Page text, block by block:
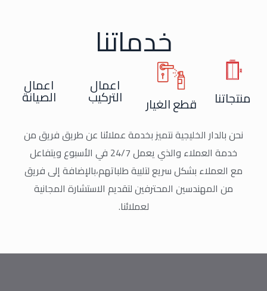
خدماتنا
منتجاتنا قطع الغيار
اعمال
التركيب
اعمال
الصيانة
نحن بالدار الخليجية نتميز بخدمة عملائنا عن طريق فريق من
خدمة العملاء والذي يعمل 24/7 في الأسبوع ويتفاعل
مع العملاء بشكل سريع لتلبية طلباتهم،بالإضافة إلى فريق
من المهندسين المحترفين لتقديم الاستشارة المجانية
لعملائنا.